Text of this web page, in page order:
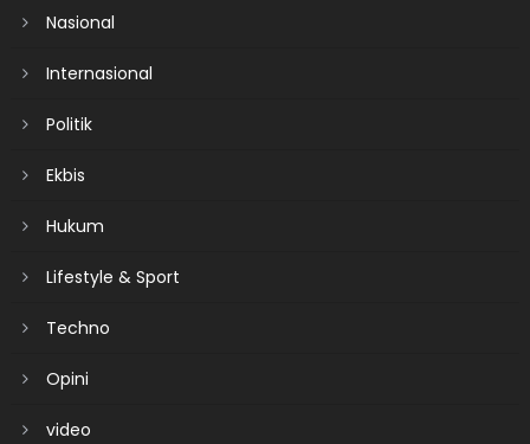
Nasional
Internasional
Politik
Ekbis
Hukum
Lifestyle & Sport
Techno
Opini
video